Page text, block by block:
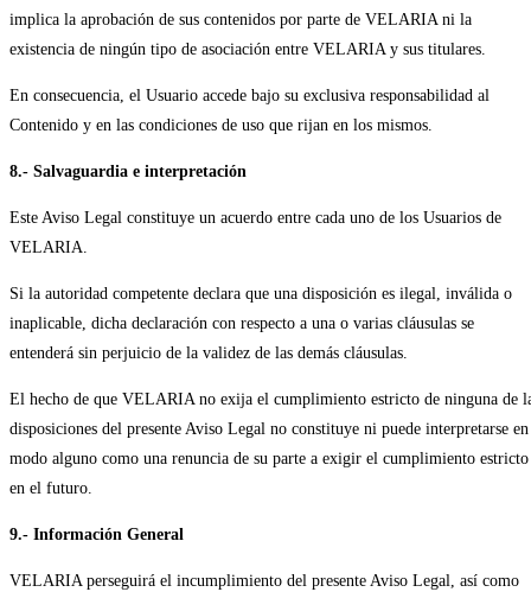
implica la aprobación de sus contenidos por parte de VELARIA ni la
existencia de ningún tipo de asociación entre VELARIA y sus titulares.
En consecuencia, el Usuario accede bajo su exclusiva responsabilidad al
Contenido y en las condiciones de uso que rijan en los mismos.
8.- Salvaguardia e interpretación
Este Aviso Legal constituye un acuerdo entre cada uno de los Usuarios de
VELARIA.
Si la autoridad competente declara que una disposición es ilegal, inválida o
inaplicable, dicha declaración con respecto a una o varias cláusulas se
entenderá sin perjuicio de la validez de las demás cláusulas.
El hecho de que VELARIA no exija el cumplimiento estricto de ninguna de
disposiciones del presente Aviso Legal no constituye ni puede interpretarse en
modo alguno como una renuncia de su parte a exigir el cumplimiento estricto
en el futuro.
9.- Información General
VELARIA perseguirá el incumplimiento del presente Aviso Legal, así como